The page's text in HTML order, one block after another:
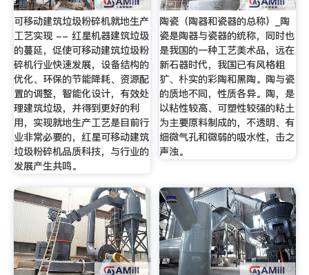
可移动建筑垃圾粉碎机就地生产
工艺实现 -- 红星机器建筑垃圾
的蔓延，促使可移动建筑垃圾粉
碎机行业快速发展，设备结构的
优化、环保的节能降耗、资源配
置的调整，智能化设计，有效处
理建筑垃圾，并得到更好的利
用，实现就地生产工艺是目前行
业非常必要的，红星可移动建筑
垃圾粉碎机品质科技，与行业的
发展产生共鸣。
陶瓷（陶器和瓷器的总称）_陶
瓷是陶器与瓷器的统称，同时也
是我国的一种工艺美术品，远在
新石器时代，我国已有风格粗
犷、朴实的彩陶和黑陶。陶与瓷
的质地不同，性质各异。陶，是
以粘性较高、可塑性较强的粘土
为主要原料制成的，不透明、有
细微气孔和微弱的吸水性，击之
声浊。